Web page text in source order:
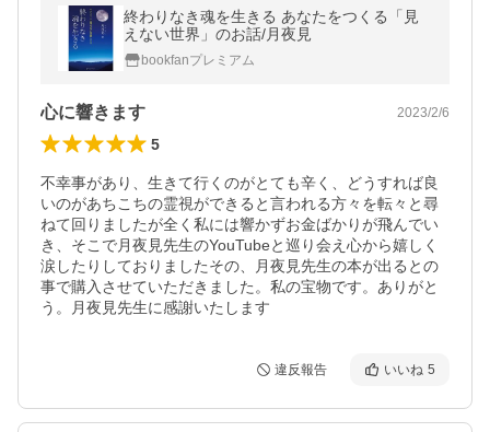
終わりなき魂を生きる あなたをつくる「見
えない世界」のお話/月夜見
bookfanプレミアム
心に響きます 2023/2/6
5
不幸事があり、生きて行くのがとても辛く、どうすれば良
いのがあちこちの霊視ができると言われる方々を転々と尋
ねて回りましたが全く私には響かずお金ばかりが飛んでい
き、そこで月夜見先生のYouTubeと巡り会え心から嬉しく
涙したりしておりましたその、月夜見先生の本が出るとの
事で購入させていただきました。私の宝物です。ありがと
う。月夜見先生に感謝いたします
違反報告 いいね 5